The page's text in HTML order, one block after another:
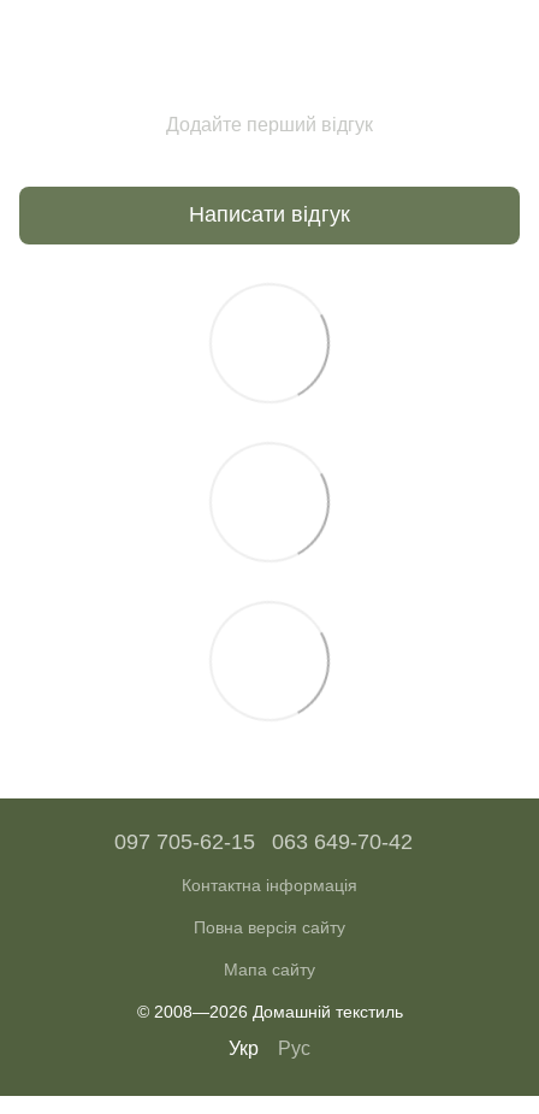
Додайте перший відгук
Написати відгук
097 705-62-15 063 649-70-42
Контактна інформація
Повна версія сайту
Мапа сайту
© 2008—2026 Домашній текстиль
Укр Рус